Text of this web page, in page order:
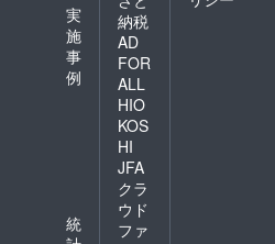
実
施
事
例
統
納税
AD
FOR
ALL
HIO
KOS
HI
JFA
クラ
ウド
ファ